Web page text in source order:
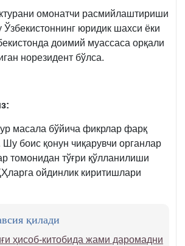
омонатчи расмийлаштириши
юридик шахси ёки
доимий муассаса орқали
норезидент бўлса.
масала бўйича фикрлар фарқ
боис қонун чиқарувчи органлар
томонидан тўғри қўлланилиши
ойдинлик киритишлари
қилади
ҳисоб-китобида жами даромадни